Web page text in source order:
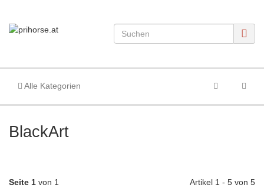
Alle Kategorien
BlackArt
Seite 1 von 1 Artikel 1 - 5 von 5